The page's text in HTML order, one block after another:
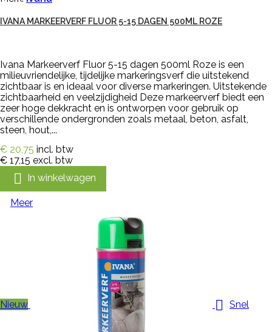
IVANA MARKEERVERF FLUOR 5-15 DAGEN 500ML ROZE
Ivana Markeerverf Fluor 5-15 dagen 500ml Roze is een
milieuvriendelijke, tijdelijke markeringsverf die uitstekend
zichtbaar is en ideaal voor diverse markeringen. Uitstekende
zichtbaarheid en veelzijdigheid Deze markeerverf biedt een
zeer hoge dekkracht en is ontworpen voor gebruik op
verschillende ondergronden zoals metaal, beton, asfalt,
steen, hout,...
€ 20,75 incl. btw
€ 17,15 excl. btw
 In winkelwagen
Meer
Nieuw  Snel